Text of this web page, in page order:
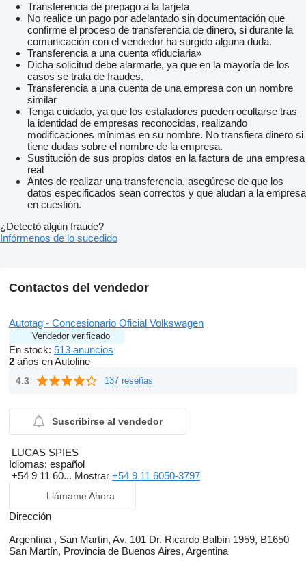
Transferencia de prepago a la tarjeta
No realice un pago por adelantado sin documentación que
confirme el proceso de transferencia de dinero, si durante la
comunicación con el vendedor ha surgido alguna duda.
Transferencia a una cuenta «fiduciaria»
Dicha solicitud debe alarmarle, ya que en la mayoría de los
casos se trata de fraudes.
Transferencia a una cuenta de una empresa con un nombre
similar
Tenga cuidado, ya que los estafadores pueden ocultarse tras
la identidad de empresas reconocidas, realizando
modificaciones mínimas en su nombre. No transfiera dinero si
tiene dudas sobre el nombre de la empresa.
Sustitución de sus propios datos en la factura de una empresa
real
Antes de realizar una transferencia, asegúrese de que los
datos especificados sean correctos y que aludan a la empresa
en cuestión.
¿Detectó algún fraude?
Infórmenos de lo sucedido
Contactos del vendedor
Autotag - Concesionario Oficial Volkswagen
Vendedor verificado
En stock: 513 anuncios
2 años en Autoline
4.3 137 reseñas
Suscribirse al vendedor
LUCAS SPIES
Idiomas: español
+54 9 11 60... Mostrar +54 9 11 6050-3797
Llámame Ahora
Dirección
Argentina , San Martin, Av. 101 Dr. Ricardo Balbín 1959, B1650
San Martín, Provincia de Buenos Aires, Argentina